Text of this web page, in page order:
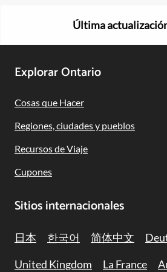
Última
Footer
Navigation
Explorar Ontario
Cosas que Hacer
Regiones, ciudades y pueblos
Recursos de Viaje
Cupones
Sitios internacionales
日本 한국어 简体中文
United Kingdom
La France